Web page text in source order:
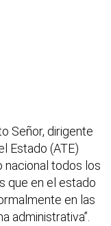
Señor, dirigente
Estado (ATE)
nacional todos los
que en el estado
en las
administrativa”.